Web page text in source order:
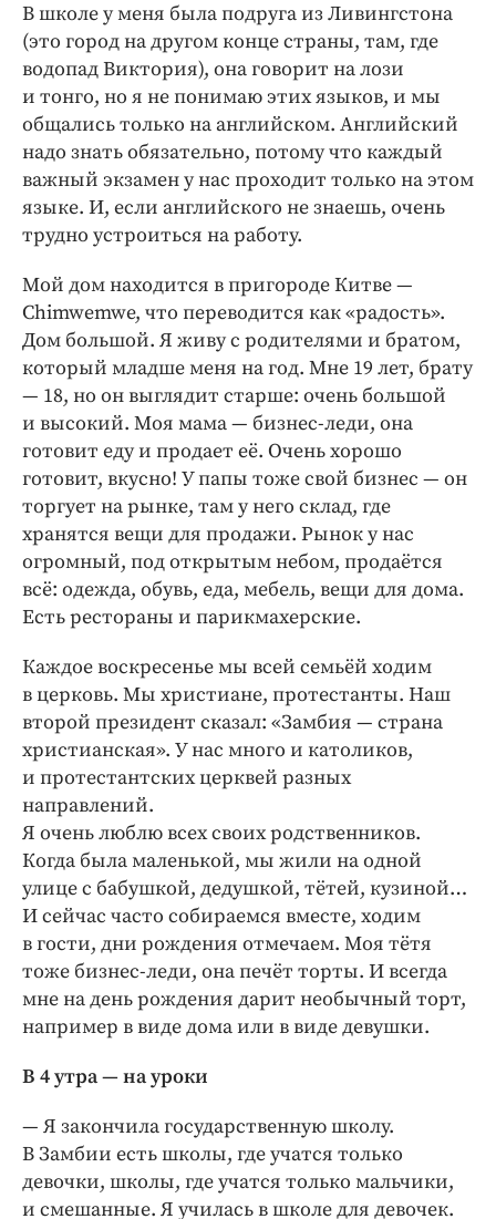
В школе у меня была подруга из Ливингстона
(это город на другом конце страны, там, где
водопад Виктория), она говорит на лози
и тонго, но я не понимаю этих языков, и мы
общались только на английском. Английский
надо знать обязательно, потому что каждый
важный экзамен у нас проходит только на этом
языке. И, если английского не знаешь, очень
трудно устроиться на работу.
Мой дом находится в пригороде Китве —
Сhimwemwe, что переводится как «радость».
Дом большой. Я живу с родителями и братом,
который младше меня на год. Мне 19 лет, брату
— 18, но он выглядит старше: очень большой
и высокий. Моя мама — бизнес-леди, она
готовит еду и продает её. Очень хорошо
готовит, вкусно! У папы тоже свой бизнес — он
торгует на рынке, там у него склад, где
хранятся вещи для продажи. Рынок у нас
огромный, под открытым небом, продаётся
всё: одежда, обувь, еда, мебель, вещи для дома.
Есть рестораны и парикмахерские.
Каждое воскресенье мы всей семьёй ходим
в церковь. Мы христиане, протестанты. Наш
второй президент сказал: «Замбия — страна
христианская». У нас много и католиков,
и протестантских церквей разных
направлений.
Я очень люблю всех своих родственников.
Когда была маленькой, мы жили на одной
улице с бабушкой, дедушкой, тётей, кузиной…
И сейчас часто собираемся вместе, ходим
в гости, дни рождения отмечаем. Моя тётя
тоже бизнес-леди, она печёт торты. И всегда
мне на день рождения дарит необычный торт,
например в виде дома или в виде девушки.
В 4 утра — на уроки
— Я закончила государственную школу.
В Замбии есть школы, где учатся только
девочки, школы, где учатся только мальчики,
и смешанные. Я училась в школе для девочек.